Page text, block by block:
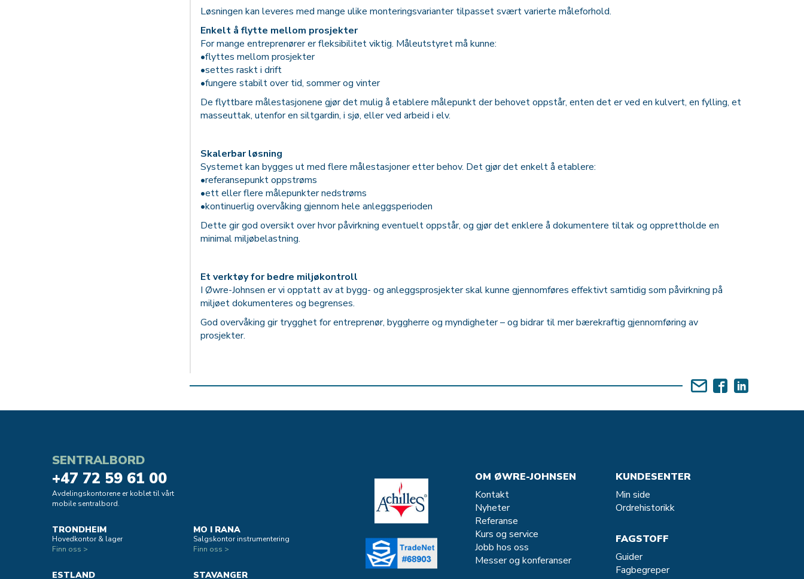
Løsningen kan leveres med mange ulike monteringsvarianter tilpasset svært varierte måleforhold.
Enkelt å flytte mellom prosjekter
For mange entreprenører er fleksibilitet viktig. Måleutstyret må kunne:
•flyttes mellom prosjekter
•settes raskt i drift
•fungere stabilt over tid, sommer og vinter
De flyttbare målestasjonene gjør det mulig å etablere målepunkt der behovet oppstår, enten det er ved en kulvert, en fylling, et
masseuttak, utenfor en siltgardin, i sjø, eller ved arbeid i elv.
Skalerbar løsning
Systemet kan bygges ut med flere målestasjoner etter behov. Det gjør det enkelt å etablere:
•referansepunkt oppstrøms
•ett eller flere målepunkter nedstrøms
•kontinuerlig overvåking gjennom hele anleggsperioden
Dette gir god oversikt over hvor påvirkning eventuelt oppstår, og gjør det enklere å dokumentere tiltak og opprettholde en
minimal miljøbelastning.
Et verktøy for bedre miljøkontroll
I Øwre-Johnsen er vi opptatt av at bygg- og anleggsprosjekter skal kunne gjennomføres effektivt samtidig som påvirkning på
miljøet dokumenteres og begrenses.
God overvåking gir trygghet for entreprenør, byggherre og myndigheter – og bidrar til mer bærekraftig gjennomføring av
prosjekter.
SENTRALBORD
+47 72 59 61 00
Avdelingskontorene er koblet til vårt
mobile sentralbord.
TRONDHEIM
Hovedkontor & lager
Finn oss >
ESTLAND
MO I RANA
Salgskontor instrumentering
Finn oss >
STAVANGER
OM ØWRE-JOHNSEN
Kontakt
Nyheter
Referanse
Kurs og service
Jobb hos oss
Messer og konferanser
KUNDESENTER
Min side
Ordrehistorikk
FAGSTOFF
Guider
Fagbegreper